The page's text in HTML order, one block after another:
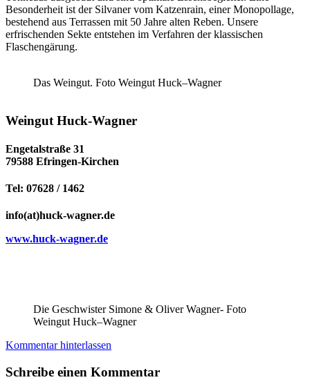
Besonderheit ist der Silvaner vom Katzenrain, einer Monopollage,
bestehend aus Terrassen mit 50 Jahre alten Reben. Unsere
erfrischenden Sekte entstehen im Verfahren der klassischen
Flaschengärung.
Das Weingut. Foto Weingut Huck–Wagner
Weingut Huck-Wagner
Engetalstraße 31
79588 Efringen-Kirchen
Tel: 07628 / 1462
info(at)huck-wagner.de
www.huck-wagner.de
Die Geschwister Simone & Oliver Wagner- Foto
Weingut Huck–Wagner
Kommentar hinterlassen
Schreibe einen Kommentar